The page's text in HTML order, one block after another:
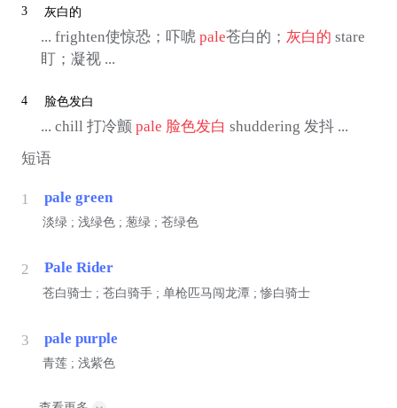
3 灰白的
... frighten使惊恐；吓唬 pale苍白的； 灰白的 stare
盯；凝视 ...
4 脸色发白
... chill 打冷颤 pale 脸色发白 shuddering 发抖 ...
短语
1 pale green
淡绿 ; 浅绿色 ; 葱绿 ; 苍绿色
2 Pale Rider
苍白骑士 ; 苍白骑手 ; 单枪匹马闯龙潭 ; 惨白骑士
3 pale purple
青莲 ; 浅紫色